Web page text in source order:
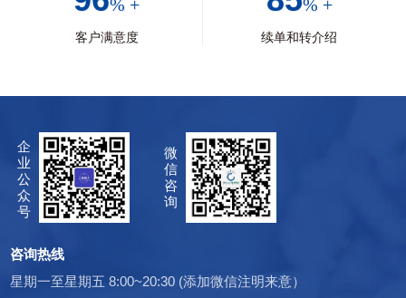
% +
客户满意度
% +
续单和转介绍
企
业
公
众
号
微
信
咨
询
咨询热线
星期一至星期五 8:00~20:30 (添加微信注明来意）